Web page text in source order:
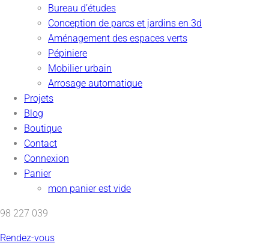
Bureau d’études
Conception de parcs et jardins en 3d
Aménagement des espaces verts
Pépiniere
Mobilier urbain
Arrosage automatique
Projets
Blog
Boutique
Contact
Connexion
Panier
mon panier est vide
98 227 039
Rendez-vous